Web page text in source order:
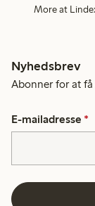
More at
Nyhedsbrev
Abonner for at
E-mailadresse *